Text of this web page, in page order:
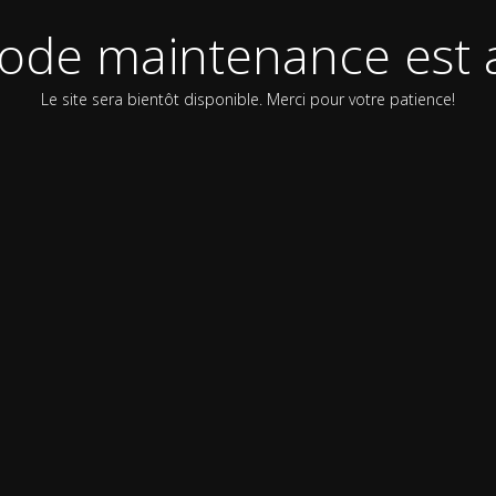
maintenance est
Le site sera bientôt disponible. Merci pour votre patience!